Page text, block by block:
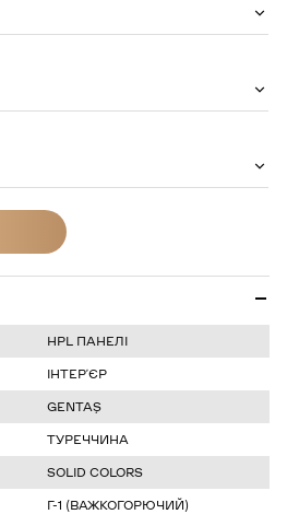
HPL ПАНЕЛІ
ІНТЕР’ЄР
GENTAŞ
ТУРЕЧЧИНА
SOLID COLORS
Г-1 (ВАЖКОГОРЮЧИЙ)